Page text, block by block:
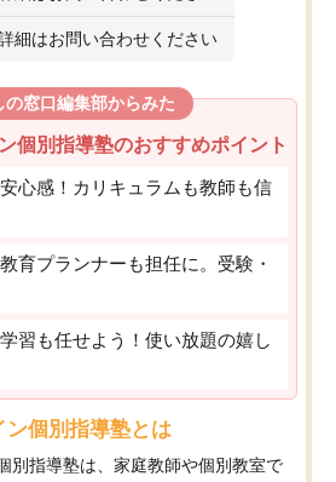
細はお問い合わせください
の窓口編集部からみた
個別指導塾のおすすめポイント
心感！カリキュラムも教師も信
育プランナーも担任に。受験・
習も任せよう！使い放題の嬉し
ン個別指導塾とは
別指導塾は、家庭教師や個別教室で